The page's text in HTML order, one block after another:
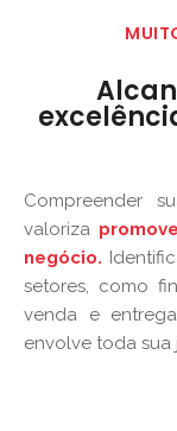
Compreender
valoriza
negócio.
setores, como
venda e
envolve toda